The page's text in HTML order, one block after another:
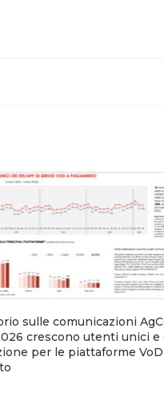
sulle comunicazioni
crescono utenti unici e
per le piattaforme VoD